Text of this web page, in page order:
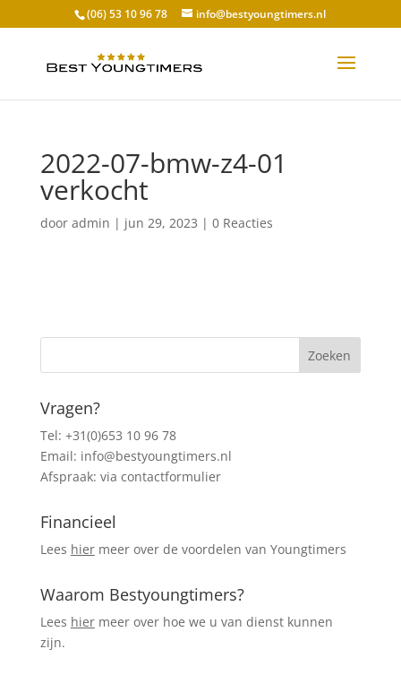
(06) 53 10 96 78 info@bestyoungtimers.nl
2022-07-bmw-z4-01
verkocht
door admin | jun 29, 2023 | 0 Reacties
Vragen?
Tel: +31(0)653 10 96 78
Email: info@bestyoungtimers.nl
Afspraak: via contactformulier
Financieel
Lees hiermeer over de voordelen van Youngtimers
Waarom Bestyoungtimers?
Lees hiermeer over hoe we u van dienst kunnen
zijn.